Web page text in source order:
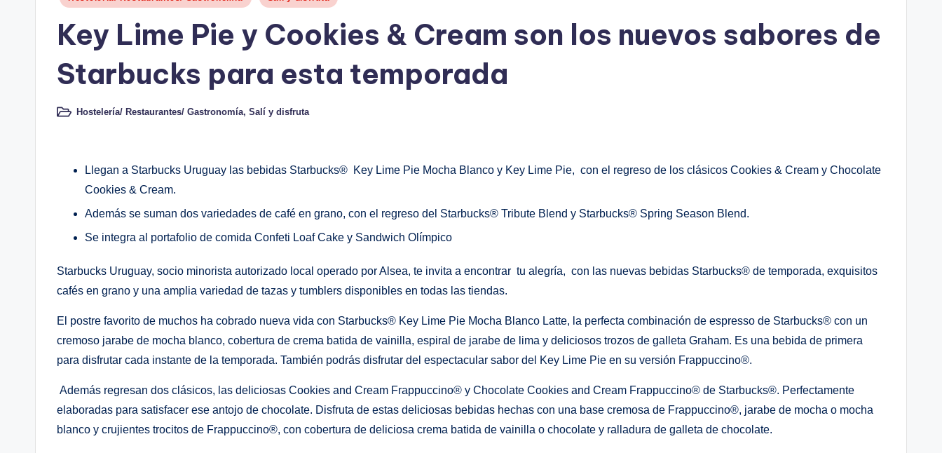
Key Lime Pie y Cookies & Cream son los nuevos sabores de
Starbucks para esta temporada
PublicadoHostelería/ Restaurantes/ Gastronomía, Salí y disfruta
Llegan a Starbucks Uruguay las bebidas Starbucks® Key Lime Pie Mocha Blanco y Key Lime Pie, con el regreso de los clásicos Cookies & Cream y Chocolate
Cookies & Cream.
Además se suman dos variedades de café en grano, con el regreso del Starbucks® Tribute Blend y Starbucks® Spring Season Blend.
Se integra al portafolio de comida Confeti Loaf Cake y Sandwich Olímpico
Starbucks Uruguay, socio minorista autorizado local operado por Alsea, te invita a encontrar tu alegría, con las nuevas bebidas Starbucks® de temporada, exquisitos
cafés en grano y una amplia variedad de tazas y tumblers disponibles en todas las tiendas.
El postre favorito de muchos ha cobrado nueva vida con Starbucks® Key Lime Pie Mocha Blanco Latte, la perfecta combinación de espresso de Starbucks® con un
cremoso jarabe de mocha blanco, cobertura de crema batida de vainilla, espiral de jarabe de lima y deliciosos trozos de galleta Graham. Es una bebida de primera
para disfrutar cada instante de la temporada. También podrás disfrutar del espectacular sabor del Key Lime Pie en su versión Frappuccino®.
Además regresan dos clásicos, las deliciosas Cookies and Cream Frappuccino® y Chocolate Cookies and Cream Frappuccino® de Starbucks®. Perfectamente
elaboradas para satisfacer ese antojo de chocolate. Disfruta de estas deliciosas bebidas hechas con una base cremosa de Frappuccino®, jarabe de mocha o mocha
blanco y crujientes trocitos de Frappuccino®, con cobertura de deliciosa crema batida de vainilla o chocolate y ralladura de galleta de chocolate.